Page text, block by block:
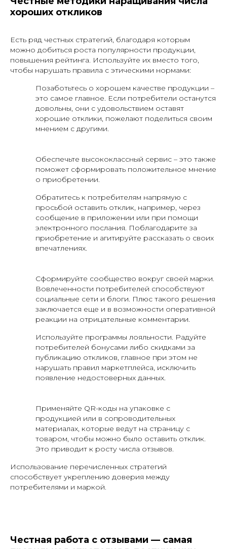
хороших откликов
Есть ряд честных стратегий, благодаря которым
можно добиться роста популярности продукции,
повышения рейтинга. Используйте их вместо того,
чтобы нарушать правила с этическими нормами:
Позаботьтесь о хорошем качестве продукции –
это самое главное. Если потребители останутся
довольны, они с удовольствием оставят
хорошие отклики, пожелают поделиться своим
мнением с другими.
Обеспечьте высококлассный сервис – это также
поможет сформировать положительное мнение
о приобретении.
Обратитесь к потребителям напрямую с
просьбой оставить отклик, например, через
сообщение в приложении или при помощи
электронного послания. Поблагодарите за
приобретение и агитируйте рассказать о своих
впечатлениях.
Сформируйте сообщество вокруг своей марки.
Вовлеченности потребителей способствуют
социальные сети и блоги. Плюс такого решения
заключается еще и в возможности оперативной
реакции на отрицательные комментарии.
Используйте программы лояльности. Радуйте
потребителей бонусами либо скидками за
публикацию откликов, главное при этом не
нарушать правил маркетплейса, исключить
появление недостоверных данных.
Применяйте QR-коды на упаковке с
продукцией или в сопроводительных
материалах, которые ведут на страницу с
товаром, чтобы можно было оставить отклик.
Это приводит к росту числа отзывов.
Использование перечисленных стратегий
способствует укреплению доверия между
потребителями и маркой.
Честная работа с отзывами — самая